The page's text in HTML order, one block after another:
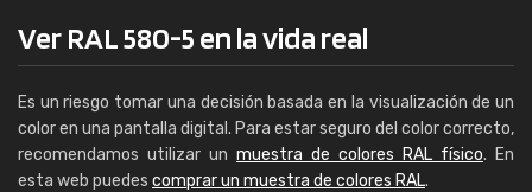
Ver RAL 580-5 en la vida real
Es un riesgo tomar una decisión basada en la visualización de un
color en una pantalla digital. Para estar seguro del color correcto,
recomendamos utilizar un muestra de colores RAL físico. En
esta web puedes comprar un muestra de colores RAL.